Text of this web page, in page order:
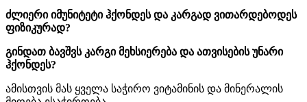
ძლიერი იმუნიტეტი ჰქონდეს და კარგად ვითარდებოდეს
ფიზიკურად?
გინდათ ბავშვს კარგი მეხსიერება და ათვისების უნარი
ჰქონდეს?
ამისთვის მას ყველა საჭირო ვიტამინის და მინერალის